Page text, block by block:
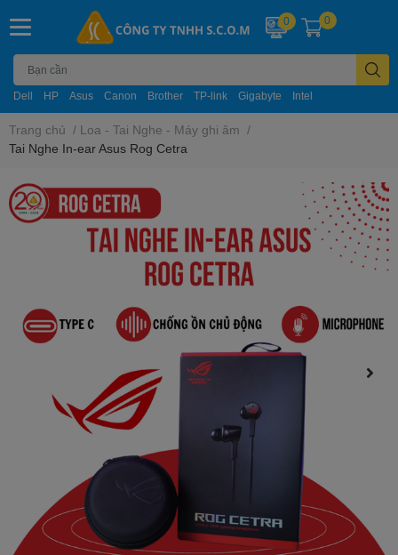
Dell HP Asus Canon Brother TP-link Gigabyte Intel
0 0
Trang chủ / Loa - Tai Nghe - Máy ghi âm /
Tai Nghe In-ear Asus Rog Cetra